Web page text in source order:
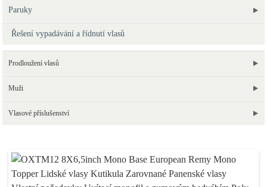
Paruky
Řešení vypadávání a řídnutí vlasů
Prodloužení vlasů
Muži
Vlasové příslušenství